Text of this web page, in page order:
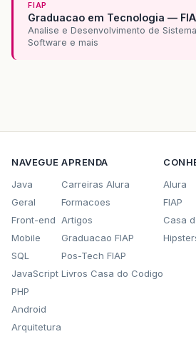
FIAP
Graduacao em Tecnologia —
Analise e Desenvolvimento de
Software e mais
NAVEGUE
Java
Geral
Front-end
Mobile
SQL
JavaScript
PHP
Android
Arquitetura
APRENDA
Carreiras Alura
Formacoes
Artigos
Graduacao FIAP
Pos-Tech FIAP
Livros Casa do Codigo
Alura
FIAP
Casa